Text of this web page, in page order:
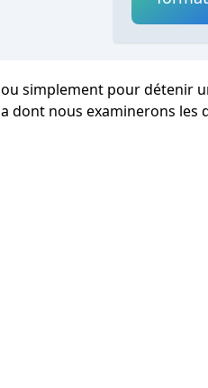
simplement pour détenir
dont nous examinerons les